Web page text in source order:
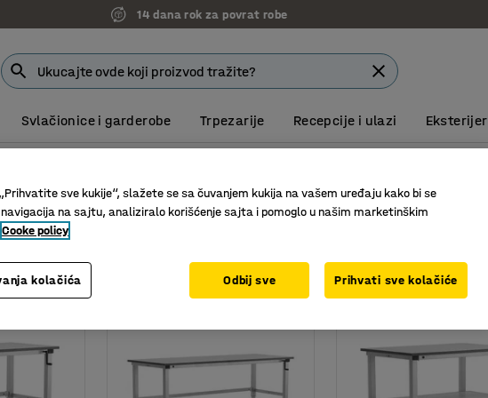
14 dana rok za povrat robe
Svlačionice i garderobe Trpezarije Recepcije i ulazi Eksterijer
sa ručnim podešavanjem visine
Nosivost
sve kukije“, slažete se sa čuvanjem kukija na vašem uređaju kako bi se
na sajtu, analiziralo korišćenje sajta i pomoglo u našim marketinškim
Cooke policy
kolačića Odbij sve Prihvati sve kolačiće